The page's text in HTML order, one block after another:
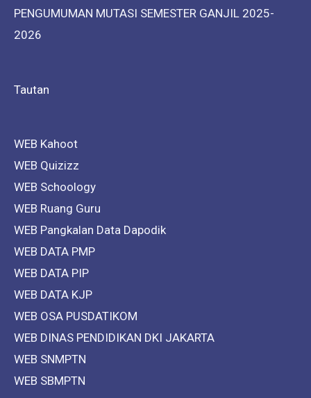
PENGUMUMAN MUTASI SEMESTER GANJIL 2025-
2026
Tautan
WEB Kahoot
WEB Quizizz
WEB Schoology
WEB Ruang Guru
WEB Pangkalan Data Dapodik
WEB DATA PMP
WEB DATA PIP
WEB DATA KJP
WEB OSA PUSDATIKOM
WEB DINAS PENDIDIKAN DKI JAKARTA
WEB SNMPTN
WEB SBMPTN